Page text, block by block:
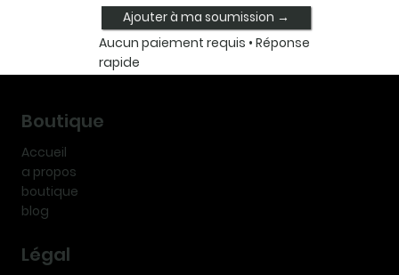
Ajouter à ma soumission →
Aucun paiement requis • Réponse
rapide
Boutique
Accueil
a propos
boutique
blog
Légal